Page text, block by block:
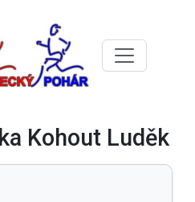
Kohout Luděk